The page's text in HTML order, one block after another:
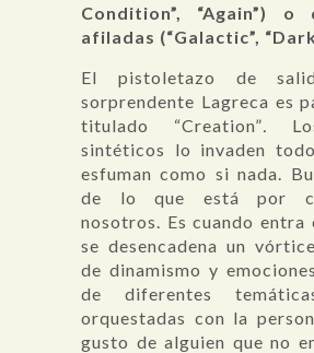
Condition”, “Again”) o
afiladas (“Galactic”,
El pistoletazo de
sorprendente Lagreca es
titulado “Creation”
sintéticos lo invaden
esfuman como si nada.
de lo que está por
nosotros. Es cuando entra
se desencadena un
de dinamismo y
de diferentes
orquestadas con la
gusto de alguien que no